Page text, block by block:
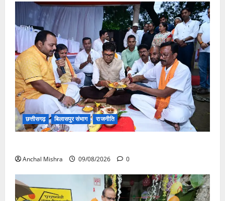
छत्तीसगढ़ बिलासपुर संभाग राजनीति
Anchal Mishra 09/08/2026 0